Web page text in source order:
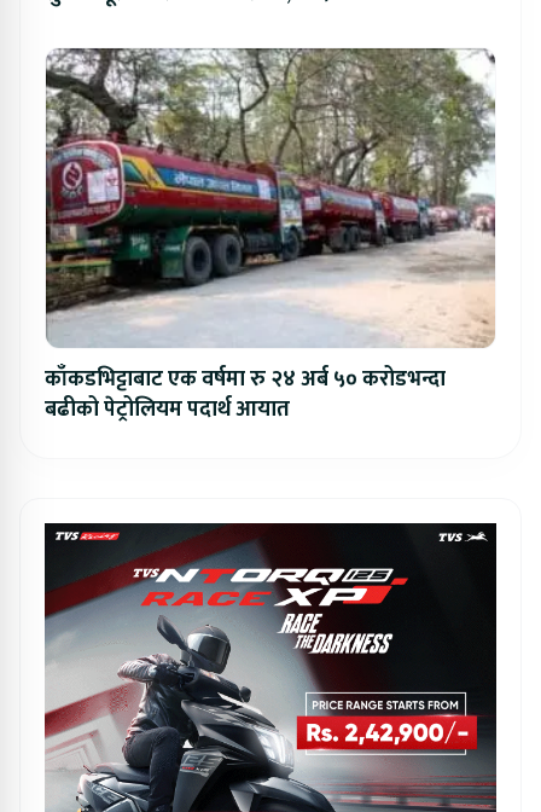
काँकडभिट्टाबाट एक वर्षमा रु २४ अर्ब ५० करोडभन्दा
बढीको पेट्रोलियम पदार्थ आयात